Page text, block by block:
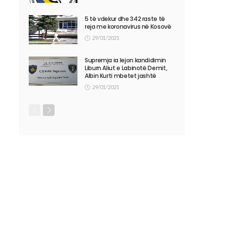
5 të vdekur dhe 342 raste të
reja me koronavirus në Kosovë
29/01/2021
Supremja ia lejon kandidimin
Liburn Aliut e Labinotë Demit,
Albin Kurti mbetet jashtë
29/01/2021